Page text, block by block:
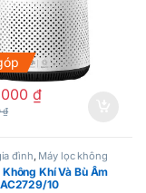
₫
₫
đình, Máy lọc không
Khí Và Bù Ẩm
10